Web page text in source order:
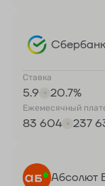
Сбербанк
Ставка
5.9 20.7%
Ежемесячный
83 604 237
Абсолют